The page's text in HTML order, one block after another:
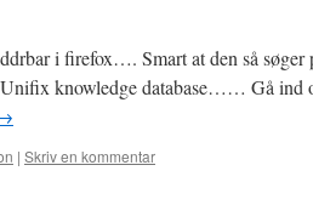
i firefox…. Smart at den så søger
knowledge database…… Gå ind
| Skriv en kommentar